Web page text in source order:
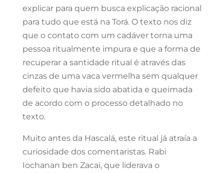
explicar para quem busca explicação racional
para tudo que está na Torá. O texto nos diz
que o contato com um cadáver torna uma
pessoa ritualmente impura e que a forma de
recuperar a santidade ritual é através das
cinzas de uma vaca vermelha sem qualquer
defeito que havia sido abatida e queimada
de acordo com o processo detalhado no
texto.
Muito antes da Hascalá, este ritual já atraía a
curiosidade dos comentaristas. Rabi
Iochanan ben Zacai, que liderava o